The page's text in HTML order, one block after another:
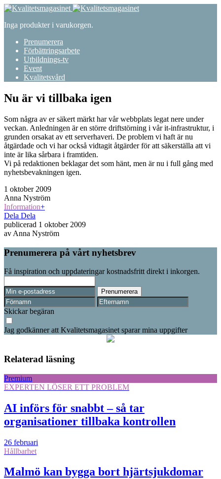
Inga produkter i varukorgen.
Prenumerera
Förbättringsarbete
Utbildnings-tv
Event
Kvalitetsvård
Nu är vi tillbaka igen
Som några av er säkert märkt har vår webbplats legat nere under
veckan. Anledningen är en större driftstörning i vår it-infrastruktur, i
grunden orsakat av ett serverhaveri. De problem vi haft är nu
åtgärdade och vi har också vidtagit åtgärder för att säkerställa att vi
inte är lika sårbara i framtiden.
Vi på redaktionen beklagar det som hänt, men är nu i full gång med
nyhetsbevakningen igen.
1 oktober 2009
Anna Nyström
Information+
Dela Dela
publicerad 1 oktober 2009
av Anna Nyström
Prenumerera på vårt nyhetsbrev
Få inspiration och uppdateringar kostnadsfritt direkt i inkorgen.
Skickar begäran
Jag godkänner att Kvalitetsmagasinet sparar mina uppgifter
Relaterad läsning
Premium
EXPERTEN LÖSER ETT PROBLEM
AI införs för snabbt – så tar
organisationer tillbaka kontrollen
26 februari
Hållbarhet
Malmö kan bygga bort hjärtsjukdomar